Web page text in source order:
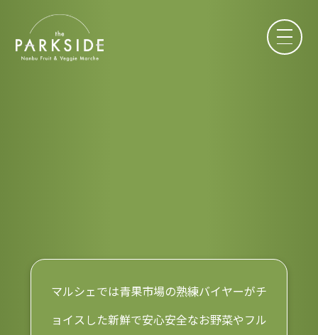
マルシェでは青果市場の熟練バイヤーがチ
ョイスした新鮮で安心安全なお野菜やフル